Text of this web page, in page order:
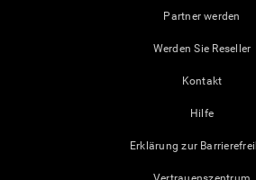
Partner werden
Werden Sie Reseller
Kontakt
Hilfe
Erklärung zur